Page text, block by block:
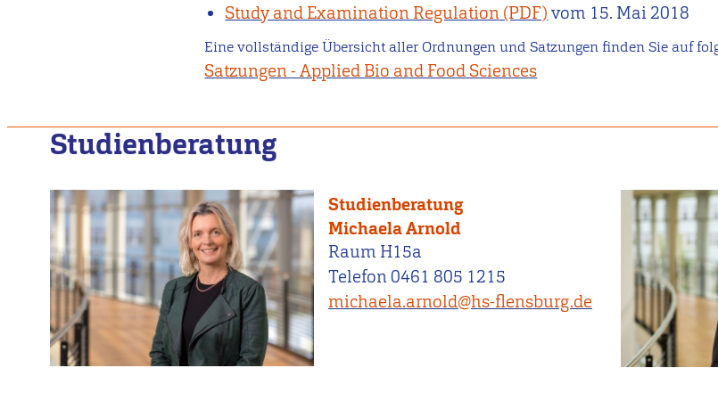
Study and Examination Regulation
vom 15. Mai 2018
Eine vollständige Übersicht aller Ordnungen und Satzungen finden Sie auf
Satzungen - Applied Bio and Food Sciences
Studienberatung
Studienberatung
Michaela Arnold
Raum H15a
Telefon 0461 805 1215
michaela.arnold@hs-flensburg.de